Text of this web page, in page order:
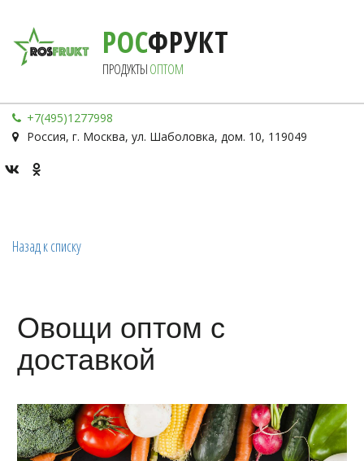
РОСФРУКТ
ПРОДУКТЫ ОПТОМ
+7(495)1277998
Россия, г. Москва, ул. Шаболовка, дом. 10, 119049
Назад к списку
Овощи оптом с
доставкой